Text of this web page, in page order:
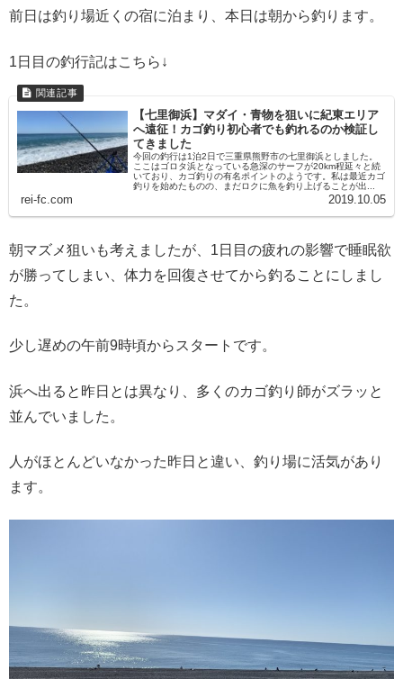
前日は釣り場近くの宿に泊まり、本日は朝から釣ります。
1日目の釣行記はこちら↓
【七里御浜】マダイ・青物を狙いに紀東エリア
へ遠征！カゴ釣り初心者でも釣れるのか検証し
てきました
今回の釣行は1泊2日で三重県熊野市の七里御浜としました。
ここはゴロタ浜となっている急深のサーフが20km程延々と続
いており、カゴ釣りの有名ポイントのようです。私は最近カゴ
釣りを始めたものの、まだロクに魚を釣り上げることが出...
rei-fc.com 2019.10.05
朝マズメ狙いも考えましたが、1日目の疲れの影響で睡眠欲
が勝ってしまい、体力を回復させてから釣ることにしまし
た。
少し遅めの午前9時頃からスタートです。
浜へ出ると昨日とは異なり、多くのカゴ釣り師がズラッと
並んでいました。
人がほとんどいなかった昨日と違い、釣り場に活気があり
ます。